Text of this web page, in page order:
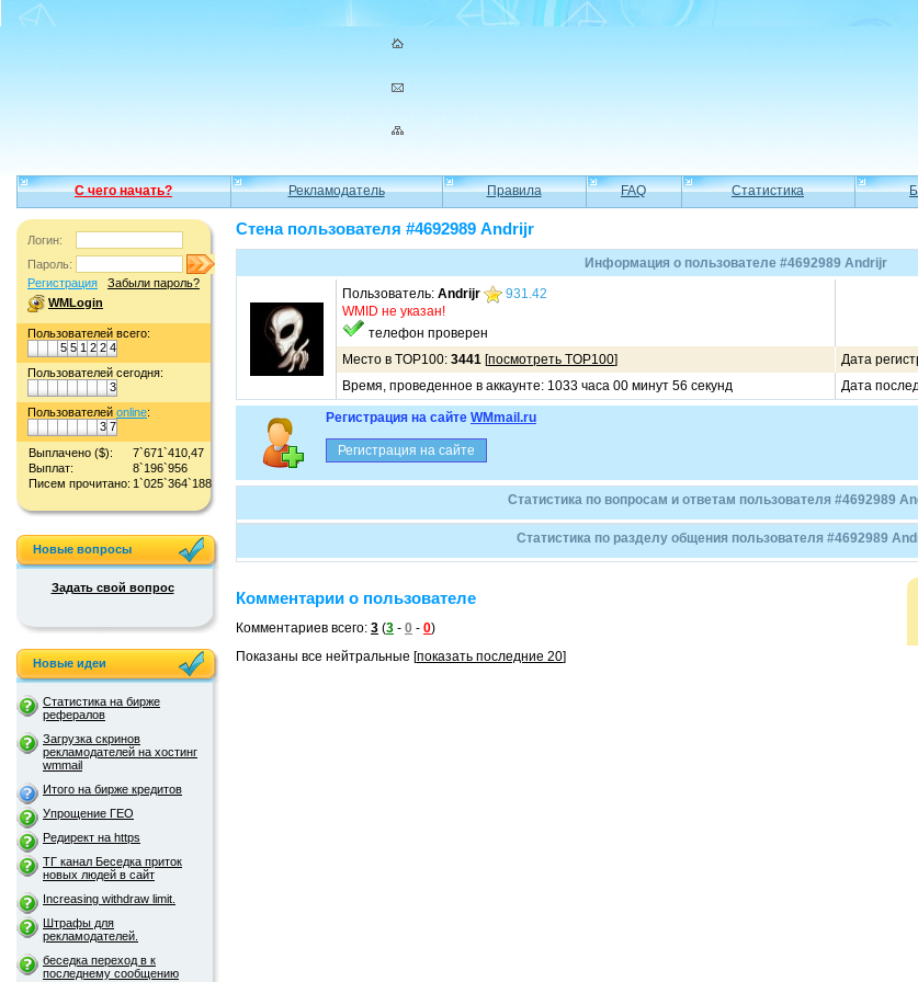
С чего начать? Рекламодатель Правила FAQ Статистика
Логин:
Пароль:
Регистрация
Забыли пароль?
WMLogin
Пользователей всего:
5 5 1 2 2 4
Пользователей сегодня:
3
Пользователей online:
3 7
Выплачено ($):
7`671`410,47
Выплат:
8`196`956
Писем прочитано: 1`025`364`188
Новые вопросы
Задать свой вопрос
Новые идеи
Статистика на бирже
рефералов
Загрузка скринов
рекламодателей на хостинг
wmmail
Итого на бирже кредитов
Упрощение ГЕО
Редирект на https
ТГ канал Беседка приток
новых людей в сайт
Increasing withdraw limit.
Штрафы для
рекламодателей.
беседка переход в к
последнему сообщению
Стена пользователя #4692989 Andrijr
Информация о пользователе #4692989 Andrijr
Пользователь: Andrijr
931.42
WMID не указан!
телефон проверен
Место в TOP100: 3441 [посмотреть TOP100]
Дата
Время, проведенное в аккаунте: 1033 часа 00 минут 56 секунд
Дата
Регистрация на сайте WMmail.ru
Статистика по вопросам и ответам пользователя #4692989
Статистика по разделу общения пользователя #4692989
Комментарии о пользователе
Комментариев всего: 3 (3 - 0 - 0)
Показаны все нейтральные [показать последние 20]